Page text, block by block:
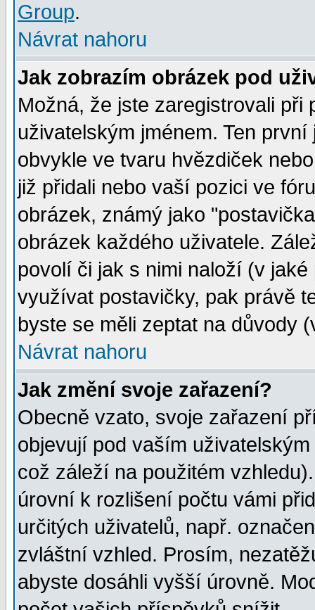
Group.
Návrat nahoru
Jak zobrazím obrázek pod
Možná, že jste zaregistrovali
uživatelským jménem. Ten
obvykle ve tvaru hvězdiček
již přidali nebo vaší pozici ve
obrázek, známý jako
obrázek každého uživatele.
povolí či jak s nimi naloží (v
využívat postavičky, pak právě
byste se měli zeptat na důvody
Návrat nahoru
Jak změní svoje zařazení?
Obecně vzato, svoje zařazení
objevují pod vaším
což záleží na použitém
úrovní k rozlišení počtu vámi
určitých uživatelů, např.
zvláštní vzhled. Prosím,
abyste dosáhli vyšší úrovně.